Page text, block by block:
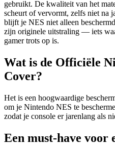
gebruikt. De kwaliteit van het
scheurt of vervormt, zelfs niet na
blijft je NES niet alleen
zijn originele uitstraling — iets
gamer trots op is.
Wat is de Officiële
Cover?
Het is een hoogwaardige
om je Nintendo NES te
zodat je console er jarenlang als
Een must-have voor